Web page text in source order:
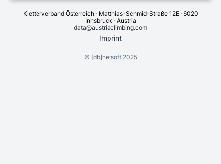
Kletterverband Österreich · Matthias-Schmid-Straße 12E · 6020
Innsbruck · Austria
data@austriaclimbing.com
Imprint
© [db]netsoft2025